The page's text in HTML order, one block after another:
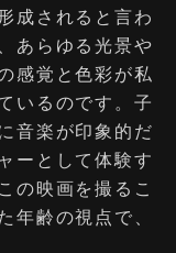
成されると言わ
あらゆる光景や
感覚と色彩が私
いるのです。子
音楽が印象的だ
ーとして体験す
の映画を撮るこ
年齢の視点で、